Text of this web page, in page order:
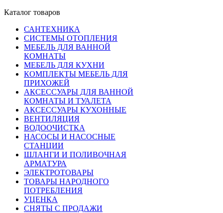
Каталог товаров
САНТЕХНИКА
СИСТЕМЫ ОТОПЛЕНИЯ
МЕБЕЛЬ ДЛЯ ВАННОЙ
КОМНАТЫ
МЕБЕЛЬ ДЛЯ КУХНИ
КОМПЛЕКТЫ МЕБЕЛЬ ДЛЯ
ПРИХОЖЕЙ
АКСЕССУАРЫ ДЛЯ ВАННОЙ
КОМНАТЫ И ТУАЛЕТА
АКСЕССУАРЫ КУХОННЫЕ
ВЕНТИЛЯЦИЯ
ВОДООЧИСТКА
НАСОСЫ И НАСОСНЫЕ
СТАНЦИИ
ШЛАНГИ И ПОЛИВОЧНАЯ
АРМАТУРА
ЭЛЕКТРОТОВАРЫ
ТОВАРЫ НАРОДНОГО
ПОТРЕБЛЕНИЯ
УЦЕНКА
СНЯТЫ С ПРОДАЖИ